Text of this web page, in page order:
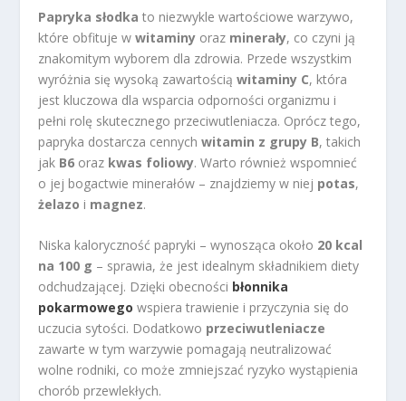
Papryka słodka to niezwykle wartościowe warzywo,
które obfituje wwitaminy oraz minerały, co czyni ją
znakomitym wyborem dla zdrowia. Przede wszystkim
wyróżnia się wysoką zawartościąwitaminy C, która
jest kluczowa dla wsparcia odporności organizmu i
pełni rolę skutecznego przeciwutleniacza. Oprócz tego,
papryka dostarcza cennychwitamin z grupy B, takich
jak B6 oraz kwas foliowy. Warto również wspomnieć
o jej bogactwie minerałów – znajdziemy w niej potas,
żelazo i magnez.
Niska kaloryczność papryki – wynosząca około 20 kcal
na 100 g – sprawia, że jest idealnym składnikiem diety
odchudzającej. Dzięki obecności błonnika
pokarmowego wspiera trawienie i przyczynia się do
uczucia sytości. Dodatkowo przeciwutleniacze
zawarte w tym warzywie pomagają neutralizować
wolne rodniki, co może zmniejszać ryzyko wystąpienia
chorób przewlekłych.